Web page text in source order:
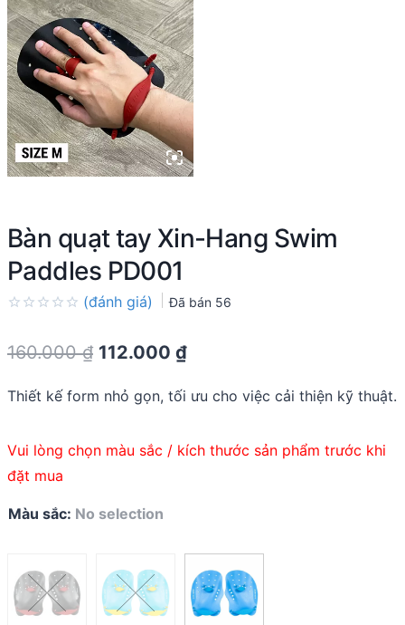
Bàn quạt tay Xin-Hang Swim
Paddles PD001
out
(đánh giá) Đã bán 56
160.000₫ Original
was:
112.000 ₫Current
is:
Thiết kế form nhỏ gọn, tối ưu cho việc cải thiện kỹ thuật.
Vui lòng chọn màu sắc / kích thước sản phẩm trước khi
đặt mua
Màu sắc: No selection